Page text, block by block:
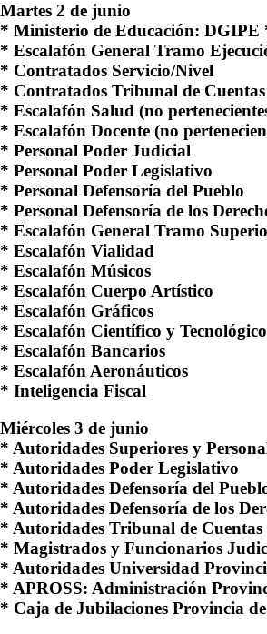
Martes 2 de junio
* Ministerio de Educación: DGIPE
* Escalafón General Tramo
* Contratados Servicio/Nivel
* Contratados Tribunal de Cuentas
* Escalafón Salud (no
* Escalafón Docente (no
* Personal Poder Judicial
* Personal Poder Legislativo
* Personal Defensoría del Pueblo
* Personal Defensoría de los
* Escalafón General Tramo
* Escalafón Vialidad
* Escalafón Músicos
* Escalafón Cuerpo Artístico
* Escalafón Gráficos
* Escalafón Científico y Tecnológico
* Escalafón Bancarios
* Escalafón Aeronáuticos
* Inteligencia Fiscal
Miércoles 3 de junio
* Autoridades Superiores y
* Autoridades Poder Legislativo
* Autoridades Defensoría del
* Autoridades Defensoría de los
* Autoridades Tribunal de Cuentas
* Magistrados y Funcionarios
* Autoridades Universidad
* APROSS: Administración
* Caja de Jubilaciones Provincia